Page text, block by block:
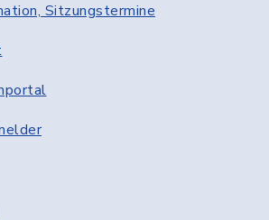
Sitzungstermine